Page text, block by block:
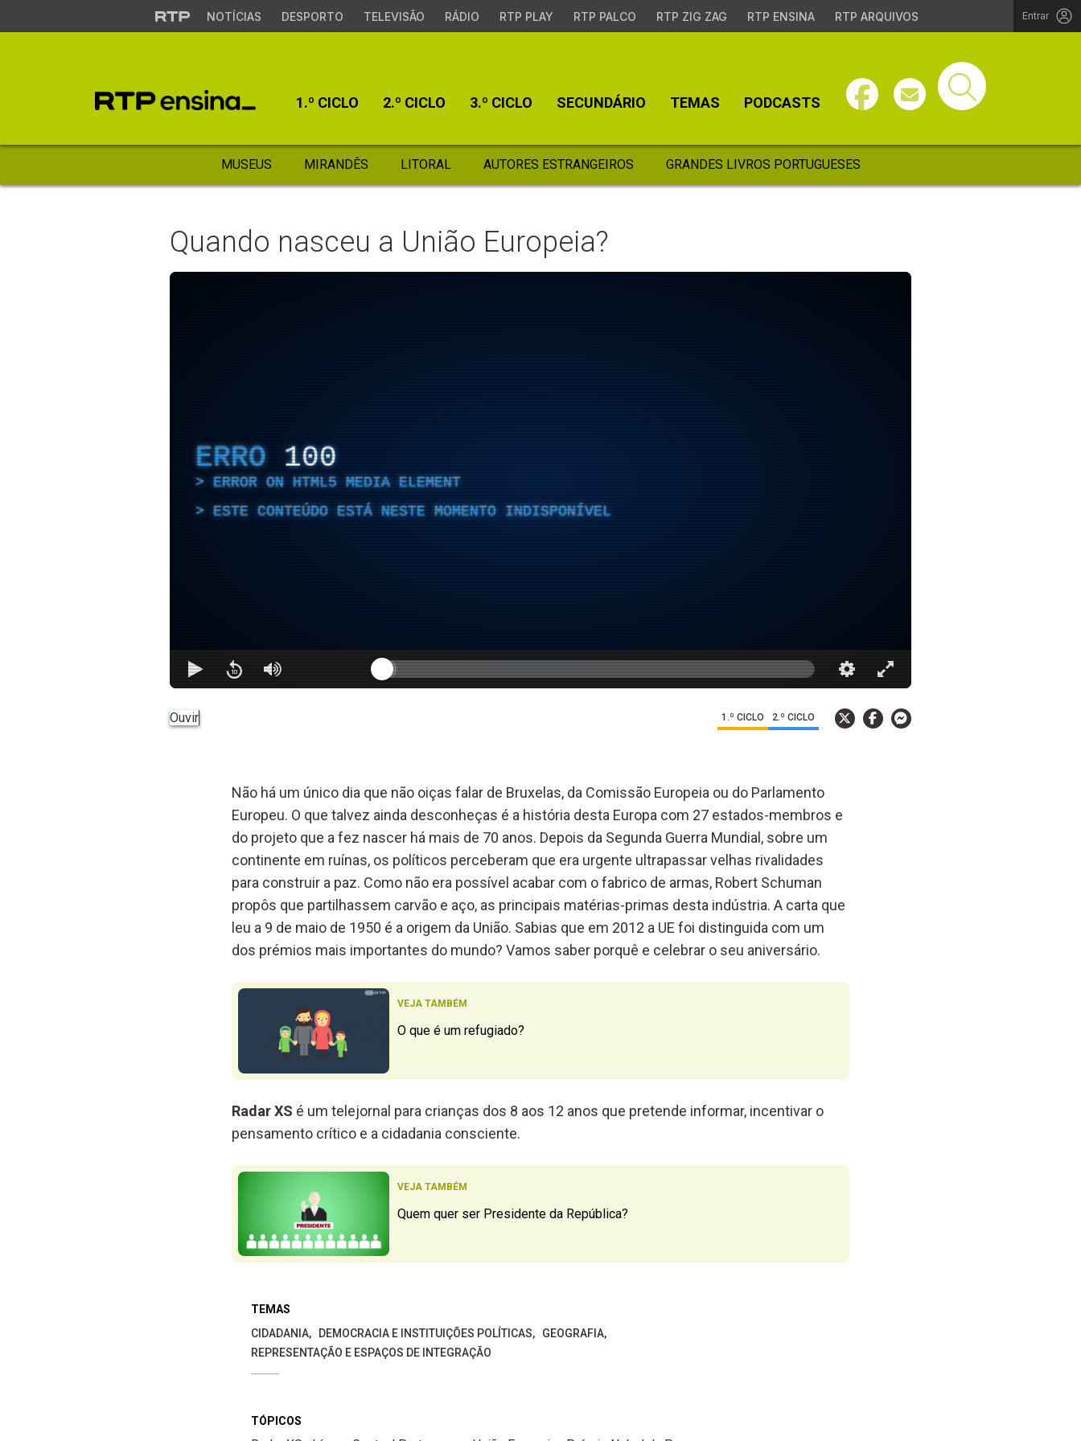
NOTÍCIAS DESPORTO TELEVISÃO RÁDIO RTP PLAY RTP PALCO RTP ZIG ZAG RTP ENSINA RTP ARQUIVOS Entrar
1.º CICLO 2.º CICLO 3.º CICLO SECUNDÁRIO TEMAS PODCASTS
MUSEUS MIRANDÊS LITORAL AUTORES ESTRANGEIROS GRANDES LIVROS PORTUGUESES
Quando nasceu a União Europeia?
ERRO 100
ERROR ON HTML5 MEDIA ELEMENT
ESTE CONTEÚDO ESTÁ NESTE MOMENTO INDISPONÍVEL
Ouvir 1.º CICLO 2.º CICLO
Não há um único dia que não oiças falar de Bruxelas, da Comissão Europeia ou do Parlamento
Europeu. O que talvez ainda desconheças é a história desta Europa com 27 estados-membros e
do projeto que a fez nascer há mais de 70 anos. Depois da Segunda Guerra Mundial, sobre um
continente em ruínas, os políticos perceberam que era urgente ultrapassar velhas rivalidades
para construir a paz. Como não era possível acabar com o fabrico de armas, Robert Schuman
propôs que partilhassem carvão e aço, as principais matérias-primas desta indústria. A carta que
leu a 9 de maio de 1950 é a origem da União. Sabias que em 2012 a UE foi distinguida com um
dos prémios mais importantes do mundo? Vamos saber porquê e celebrar o seu aniversário.
VEJA TAMBÉM
O que é um refugiado?
Radar XS é um telejornal para crianças dos 8 aos 12 anos que pretende informar, incentivar o
pensamento crítico e a cidadania consciente.
VEJA TAMBÉM
Quem quer ser Presidente da República?
TEMAS
CIDADANIA
DEMOCRACIA E INSTITUIÇÕES POLÍTICAS
GEOGRAFIA
REPRESENTAÇÃO E ESPAÇOS DE INTEGRAÇÃO
TÓPICOS